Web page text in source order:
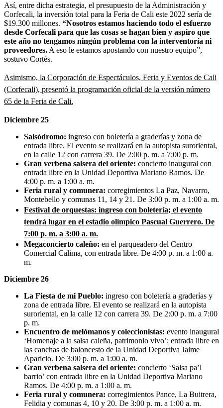
Así, entre dicha estrategia, el presupuesto de la Administración y
Corfecali, la inversión total para la Feria de Cali este 2022 sería de
$19.300 millones. “Nosotros estamos haciendo todo el esfuerzo
desde Corfecali para que las cosas se hagan bien y aspiro que
este año no tengamos ningún problema con la interventoría ni
proveedores. A eso le estamos apostando con nuestro equipo”,
sostuvo Cortés.
Asimismo, la Corporación de Espectáculos, Feria y Eventos de Cali
(Corfecali), presentó la programación oficial de la versión número
65 de la Feria de Cali.
Diciembre 25
Salsódromo: ingreso con boletería a graderías y zona de
entrada libre. El evento se realizará en la autopista suroriental,
en la calle 12 con carrera 39. De 2:00 p. m. a 7:00 p. m.
Gran verbena salsera del oriente: concierto inaugural con
entrada libre en la Unidad Deportiva Mariano Ramos. De
4:00 p. m. a 1:00 a. m.
Feria rural y comunera: corregimientos La Paz, Navarro,
Montebello y comunas 11, 14 y 21. De 3:00 p. m. a 1:00 a. m.
Festival de orquestas: ingreso con boletería; el evento
tendrá lugar en el estadio olímpico Pascual Guerrero. De
7:00 p. m. a 3:00 a. m.
Megaconcierto caleño: en el parqueadero del Centro
Comercial Calima, con entrada libre. De 4:00 p. m. a 1:00 a.
m.
Diciembre 26
La Fiesta de mi Pueblo: ingreso con boletería a graderías y
zona de entrada libre. El evento se realizará en la autopista
suroriental, en la calle 12 con carrera 39. De 2:00 p. m. a 7:00
p. m.
Encuentro de melómanos y coleccionistas: evento inaugural
‘Homenaje a la salsa caleña, patrimonio vivo’; entrada libre en
las canchas de baloncesto de la Unidad Deportiva Jaime
Aparicio. De 3:00 p. m. a 1:00 a. m.
Gran verbena salsera del oriente: concierto ‘Salsa pa’l
barrio’ con entrada libre en la Unidad Deportiva Mariano
Ramos. De 4:00 p. m. a 1:00 a. m.
Feria rural y comunera: corregimientos Pance, La Buitrera,
Felidia y comunas 4, 10 y 20. De 3:00 p. m. a 1:00 a. m.